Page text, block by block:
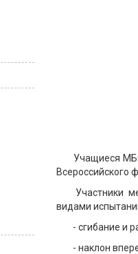
Учащиеся
Всероссийского
Участники
видами
- сгибание и
- наклон